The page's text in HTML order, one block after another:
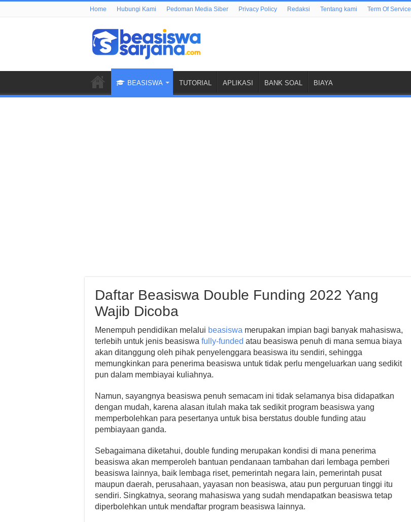
Home Hubungi Kami Pedoman Media Siber Privacy Policy Redaksi Tentang kami Term Of Service
BEASISWA TUTORIAL APLIKASI BANK SOAL BIAYA
Daftar Beasiswa Double Funding 2022 Yang
Wajib Dicoba
Menempuh pendidikan melalui beasiswa merupakan impian bagi banyak mahasiswa,
terlebih untuk jenis beasiswa fully-funded atau beasiswa penuh di mana semua biaya
akan ditanggung oleh pihak penyelenggara beasiswa itu sendiri, sehingga
memungkinkan para penerima beasiswa untuk tidak perlu mengeluarkan uang sedikit
pun dalam membiayai kuliahnya.
Namun, sayangnya beasiswa penuh semacam ini tidak selamanya bisa didapatkan
dengan mudah, karena alasan itulah maka tak sedikit program beasiswa yang
memperbolehkan para pesertanya untuk bisa berstatus double funding atau
pembiayaan ganda.
Sebagaimana diketahui, double funding merupakan kondisi di mana penerima
beasiswa akan memperoleh bantuan pendanaan tambahan dari lembaga pemberi
beasiswa lainnya, baik lembaga riset, pemerintah negara lain, pemerintah pusat
maupun daerah, perusahaan, yayasan non beasiswa, atau pun perguruan tinggi itu
sendiri. Singkatnya, seorang mahasiswa yang sudah mendapatkan beasiswa tetap
diperbolehkan untuk mendaftar program beasiswa lainnya.